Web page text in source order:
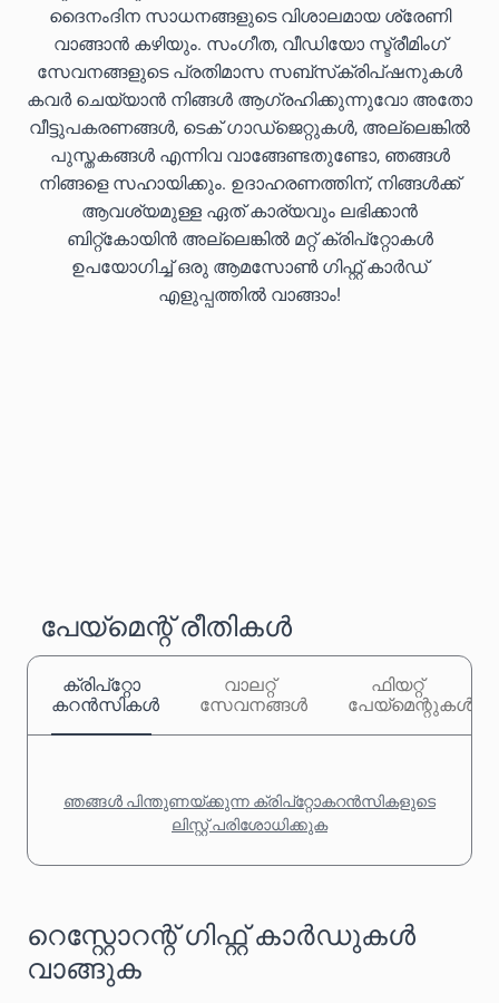
ദൈനംദിന സാധനങ്ങളുടെ വിശാലമായ ശ്രേണി
വാങ്ങാൻ കഴിയും. സംഗീത, വീഡിയോ സ്ട്രീമിംഗ്
സേവനങ്ങളുടെ പ്രതിമാസ സബ്‌സ്‌ക്രിപ്‌ഷനുകൾ
കവർ ചെയ്യാൻ നിങ്ങൾ ആഗ്രഹിക്കുന്നുവോ അതോ
വീട്ടുപകരണങ്ങൾ, ടെക് ഗാഡ്‌ജെറ്റുകൾ, അല്ലെങ്കിൽ
പുസ്തകങ്ങൾ എന്നിവ വാങ്ങേണ്ടതുണ്ടോ, ഞങ്ങൾ
നിങ്ങളെ സഹായിക്കും. ഉദാഹരണത്തിന്, നിങ്ങൾക്ക്
ആവശ്യമുള്ള ഏത് കാര്യവും ലഭിക്കാൻ
ബിറ്റ്കോയിൻ അല്ലെങ്കിൽ മറ്റ് ക്രിപ്‌റ്റോകൾ
ഉപയോഗിച്ച് ഒരു ആമസോൺ ഗിഫ്റ്റ് കാർഡ്
എളുപ്പത്തിൽ വാങ്ങാം!
പേയ്‌മെന്റ് രീതികൾ
ക്രിപ്‌റ്റോ
കറൻസികൾ
വാലറ്റ്
സേവനങ്ങൾ
ഫിയറ്റ്
പേയ്‌മെന്റുകൾ
ഞങ്ങൾ പിന്തുണയ്ക്കുന്ന ക്രിപ്‌റ്റോകറൻസികളുടെ
ലിസ്റ്റ് പരിശോധിക്കുക
റെസ്റ്റോറന്റ് ഗിഫ്റ്റ് കാർഡുകൾ
വാങ്ങുക